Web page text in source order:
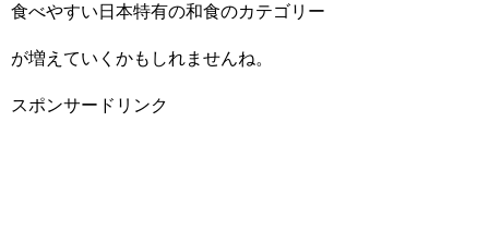
食べやすい日本特有の和食のカテゴリー
が増えていくかもしれませんね。
スポンサードリンク